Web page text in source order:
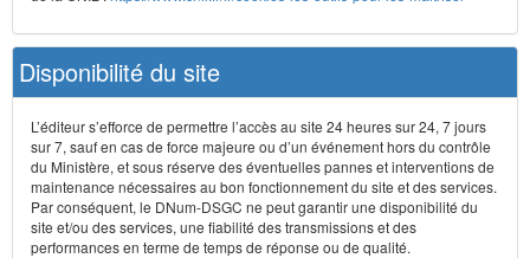
Disponibilité du site
L’éditeur s’efforce de permettre l’accès au site 24 heures sur 24, 7 jours
sur 7, sauf en cas de force majeure ou d’un événement hors du contrôle
du Ministère, et sous réserve des éventuelles pannes et interventions de
maintenance nécessaires au bon fonctionnement du site et des services.
Par conséquent, le DNum-DSGC ne peut garantir une disponibilité du
site et/ou des services, une fiabilité des transmissions et des
performances en terme de temps de réponse ou de qualité.